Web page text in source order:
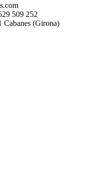
509 252
Cabanes (Girona)